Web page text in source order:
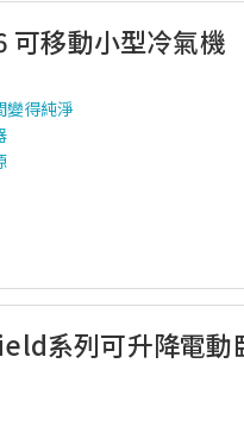
移動小型冷氣機
變得純淨
系列可升降電動